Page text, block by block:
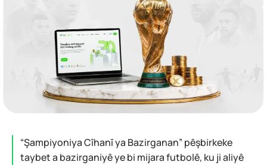
“Şampiyoniya Cîhanî ya Bazirganan” pêşbirkeke
taybet a bazirganiyê ye bi mijara futbolê, ku ji aliyê